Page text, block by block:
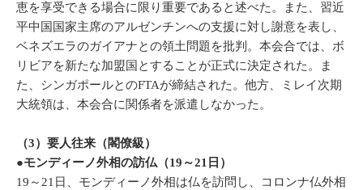
恵を享受できる場合に限り重要であると述べた。また、習近
平中国国家主席のアルゼンチンへの支援に対し謝意を表し、
ベネズエラのガイアナとの領土問題を批判。本会合では、ボ
リビアを新たな加盟国とすることが正式に決定された。ま
た、シンガポールとのFTAが締結された。他方、ミレイ次期
大統領は、本会合に関係者を派遣しなかった。
（3）要人往来（閣僚級）
●モンディーノ外相の訪仏（19～21日）
19～21日、モンディーノ外相は仏を訪問し、コロンナ仏外相